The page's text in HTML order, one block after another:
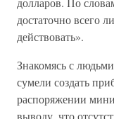
достаточно всего
действовать».
Знакомясь с
сумели создать
распоряжении
выводу, что